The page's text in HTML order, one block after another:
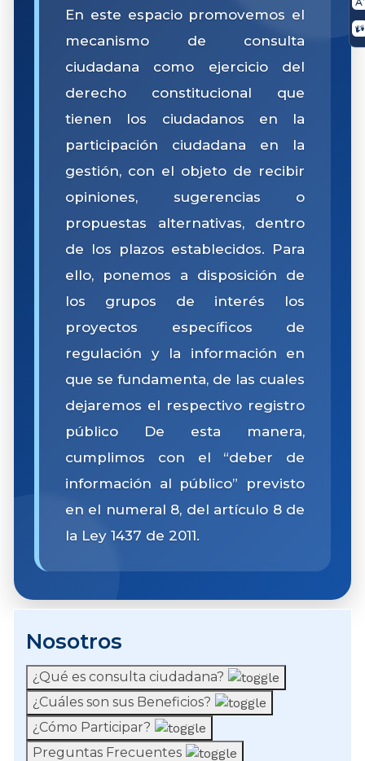
En este espacio promovemos el
mecanismo de consulta
ciudadana como ejercicio del
derecho constitucional que
tienen los ciudadanos en la
participación ciudadana en la
gestión, con el objeto de recibir
opiniones, sugerencias o
propuestas alternativas, dentro
de los plazos establecidos. Para
ello, ponemos a disposición de
los grupos de interés los
proyectos específicos de
regulación y la información en
que se fundamenta, de las cuales
dejaremos el respectivo registro
público De esta manera,
cumplimos con el “deber de
información al público” previsto
en el numeral 8, del artículo 8 de
la Ley 1437 de 2011.
Nosotros
¿Qué es consulta ciudadana?
¿Cuáles son sus Beneficios?
¿Cómo Participar?
Preguntas Frecuentes